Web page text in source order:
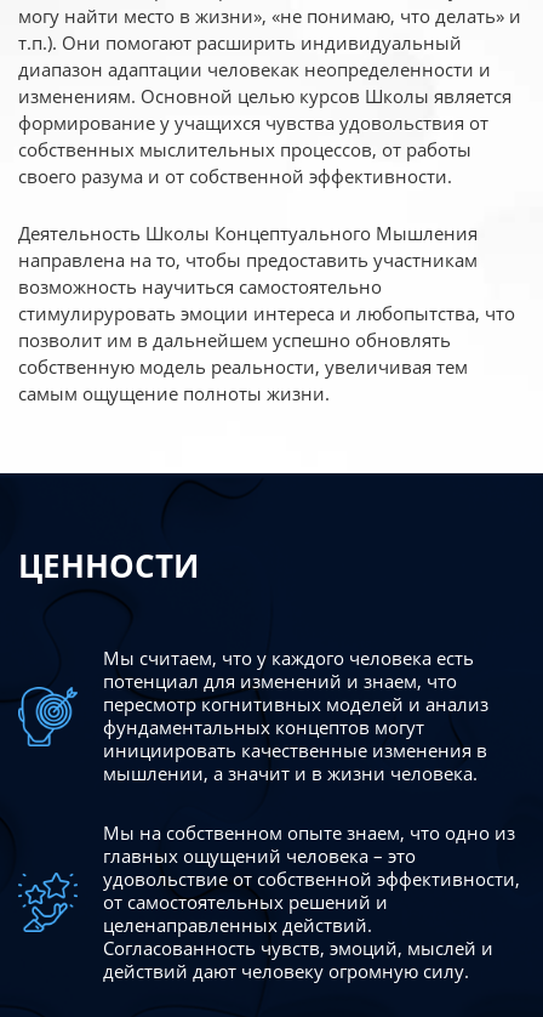
могу найти место в жизни», «не понимаю, что делать» и
т.п.). Они помогают расширить индивидуальный
диапазон адаптации человекак неопределенности и
изменениям. Основной целью курсов Школы является
формирование у учащихся чувства удовольствия от
собственных мыслительных процессов, от работы
своего разума и от собственной эффективности.
Деятельность Школы Концептуального Мышления
направлена на то, чтобы предоставить участникам
возможность научиться самостоятельно
стимулируровать эмоции интереса и любопытства, что
позволит им в дальнейшем успешно обновлять
собственную модель реальности, увеличивая тем
самым ощущение полноты жизни.
ЦЕННОСТИ
Мы считаем, что у каждого человека есть
потенциал для изменений и знаем, что
пересмотр когнитивных моделей и анализ
фундаментальных концептов могут
инициировать качественные изменения в
мышлении, а значит и в жизни человека.
Мы на собственном опыте знаем, что одно из
главных ощущений человека – это
удовольствие от собственной эффективности,
от самостоятельных решений и
целенаправленных действий.
Согласованность чувств, эмоций, мыслей и
действий дают человеку огромную силу.